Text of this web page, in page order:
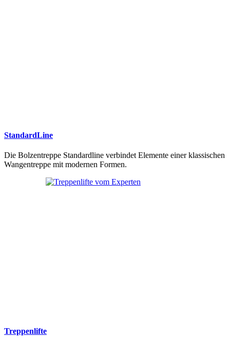
StandardLine
Die Bolzentreppe Standardline verbindet Elemente einer klassischen
Wangentreppe mit modernen Formen.
Treppenlifte